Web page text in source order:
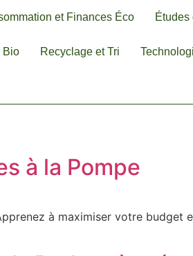
et Finances Éco Études
Bio Recyclage et Tri
à la Pompe
à maximiser votre budget